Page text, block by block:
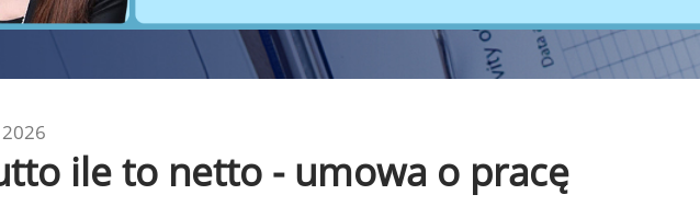
ile to netto - umowa o pracę